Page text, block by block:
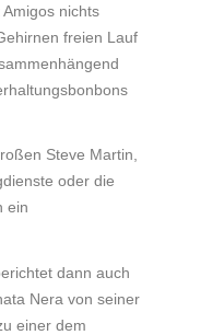
nichts
freien Lauf
Steve Martin,
oder die
ein
dann auch
Nera von seiner
einer dem